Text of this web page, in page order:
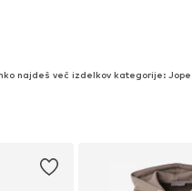
najdeš več izdelkov kategorije: Jope